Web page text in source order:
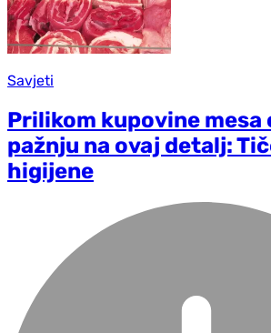
Savjeti
Prilikom kupovine
pažnju na ovaj detalj:
higijene